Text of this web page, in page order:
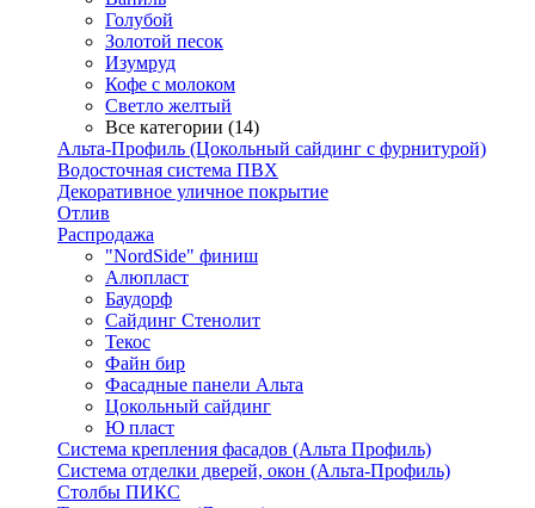
Голубой
Золотой песок
Изумруд
Кофе с молоком
Светло желтый
Все категории (14)
Альта-Профиль (Цокольный сайдинг с фурнитурой)
Водосточная система ПВХ
Декоративное уличное покрытие
Отлив
Распродажа
"NordSide" финиш
Алюпласт
Баудорф
Сайдинг Стенолит
Текос
Файн бир
Фасадные панели Альта
Цокольный сайдинг
Ю пласт
Система крепления фасадов (Альта Профиль)
Система отделки дверей, окон (Альта-Профиль)
Столбы ПИКС